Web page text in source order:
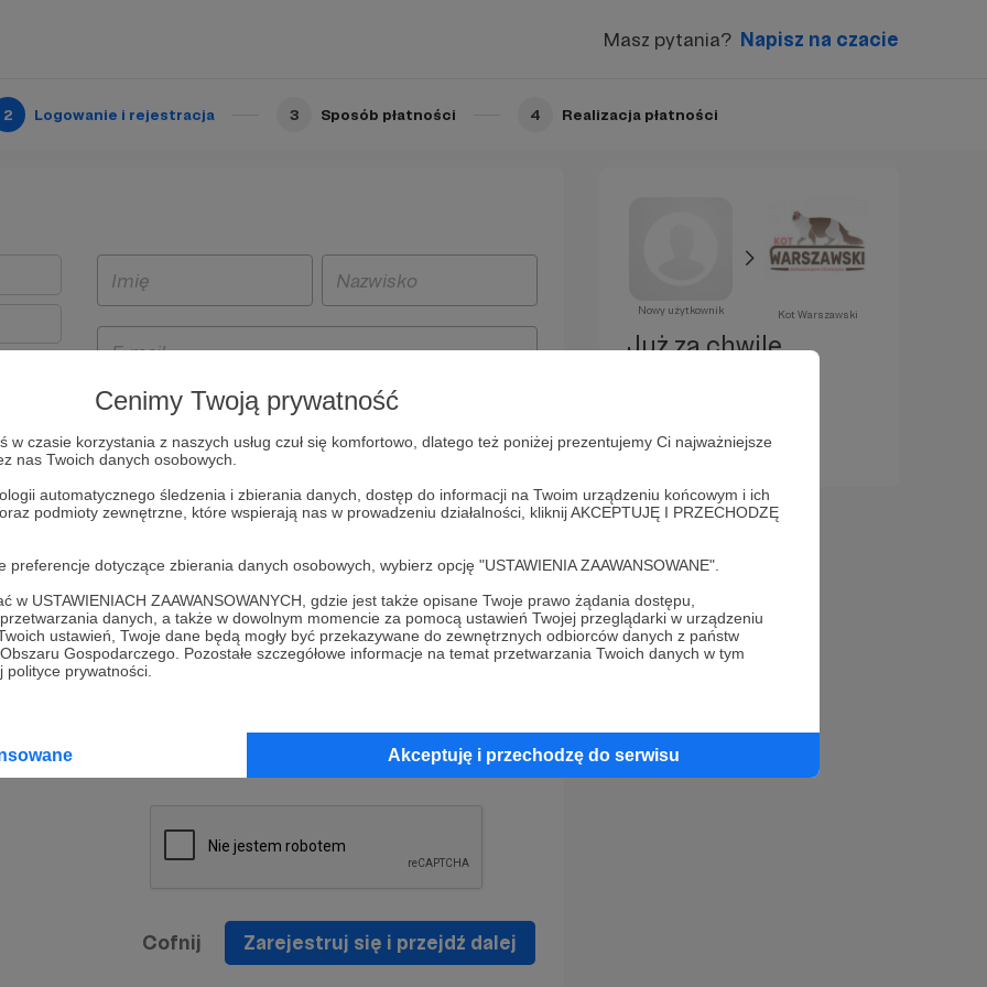
Cenimy Twoją prywatność
w czasie korzystania z naszych usług czuł się komfortowo, dlatego też poniżej prezentujemy Ci najważniejsze
nas Twoich danych osobowych.
automatycznego śledzenia i zbierania danych, dostęp do informacji na Twoim urządzeniu końcowym i ich
podmioty zewnętrzne, które wspierają nas w prowadzeniu działalności, kliknij AKCEPTUJĘ I PRZECHODZĘ
dotyczące zbierania danych osobowych, wybierz opcję "USTAWIENIA ZAAWANSOWANE".
w USTAWIENIACH ZAAWANSOWANYCH, gdzie jest także opisane Twoje prawo żądania dostępu,
danych, a także w dowolnym momencie za pomocą ustawień Twojej przeglądarki w urządzeniu
ustawień, Twoje dane będą mogły być przekazywane do zewnętrznych odbiorców danych z państw
Gospodarczego. Pozostałe szczegółowe informacje na temat przetwarzania Twoich danych w tym
prywatności.
Akceptuję i przechodzę do serwisu
Masz pytania? Napisz na czacie
2 Logowanie i rejestracja 3 Sposób płatności 4 Realizacja płatności
i
będą
z
prawo
na
Politykę Prywatności
* Wyrażam zgodę na przetwarzanie moich danych
osobowych podanych w formularzu rejestracyjnym w celu
prawidłowego świadczenia usług serwisu Patronite.
informacji handlowych - newslettera. Opcja ta może zostać
Cofnij Zarejestruj się i przejdź dalej
Nowy użytkownik Kot Warszawski
Już za chwilę